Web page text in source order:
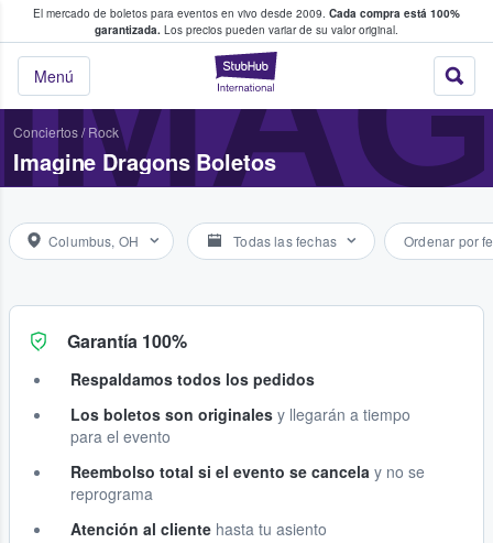
El mercado de boletos para eventos en vivo desde 2009. Cada compra está 100%
garantizada. Los precios pueden variar de su valor original.
StubHub: donde
Menú
fans compran y venden boletos
Conciertos/ Rock
Imagine Dragons Boletos
Columbus, OH Todas las fechas Ordenar por
Garantía 100%
Respaldamos todos los pedidos
Los boletos son originales y llegarán a tiempo
para el evento
Reembolso total si el evento se cancela y no se
reprograma
Atención al cliente hasta tu asiento